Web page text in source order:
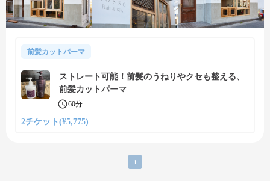
前髪カットパーマ
ストレート可能！前髪のうねりやクセも整える、
前髪カットパーマ
60分
2チケット(¥5,775)
1